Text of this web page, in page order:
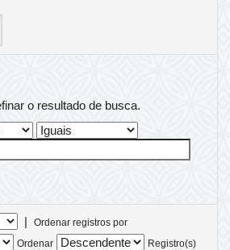
o resultado de busca.
|
Ordenar registros por
Ordenar
Registro(s)